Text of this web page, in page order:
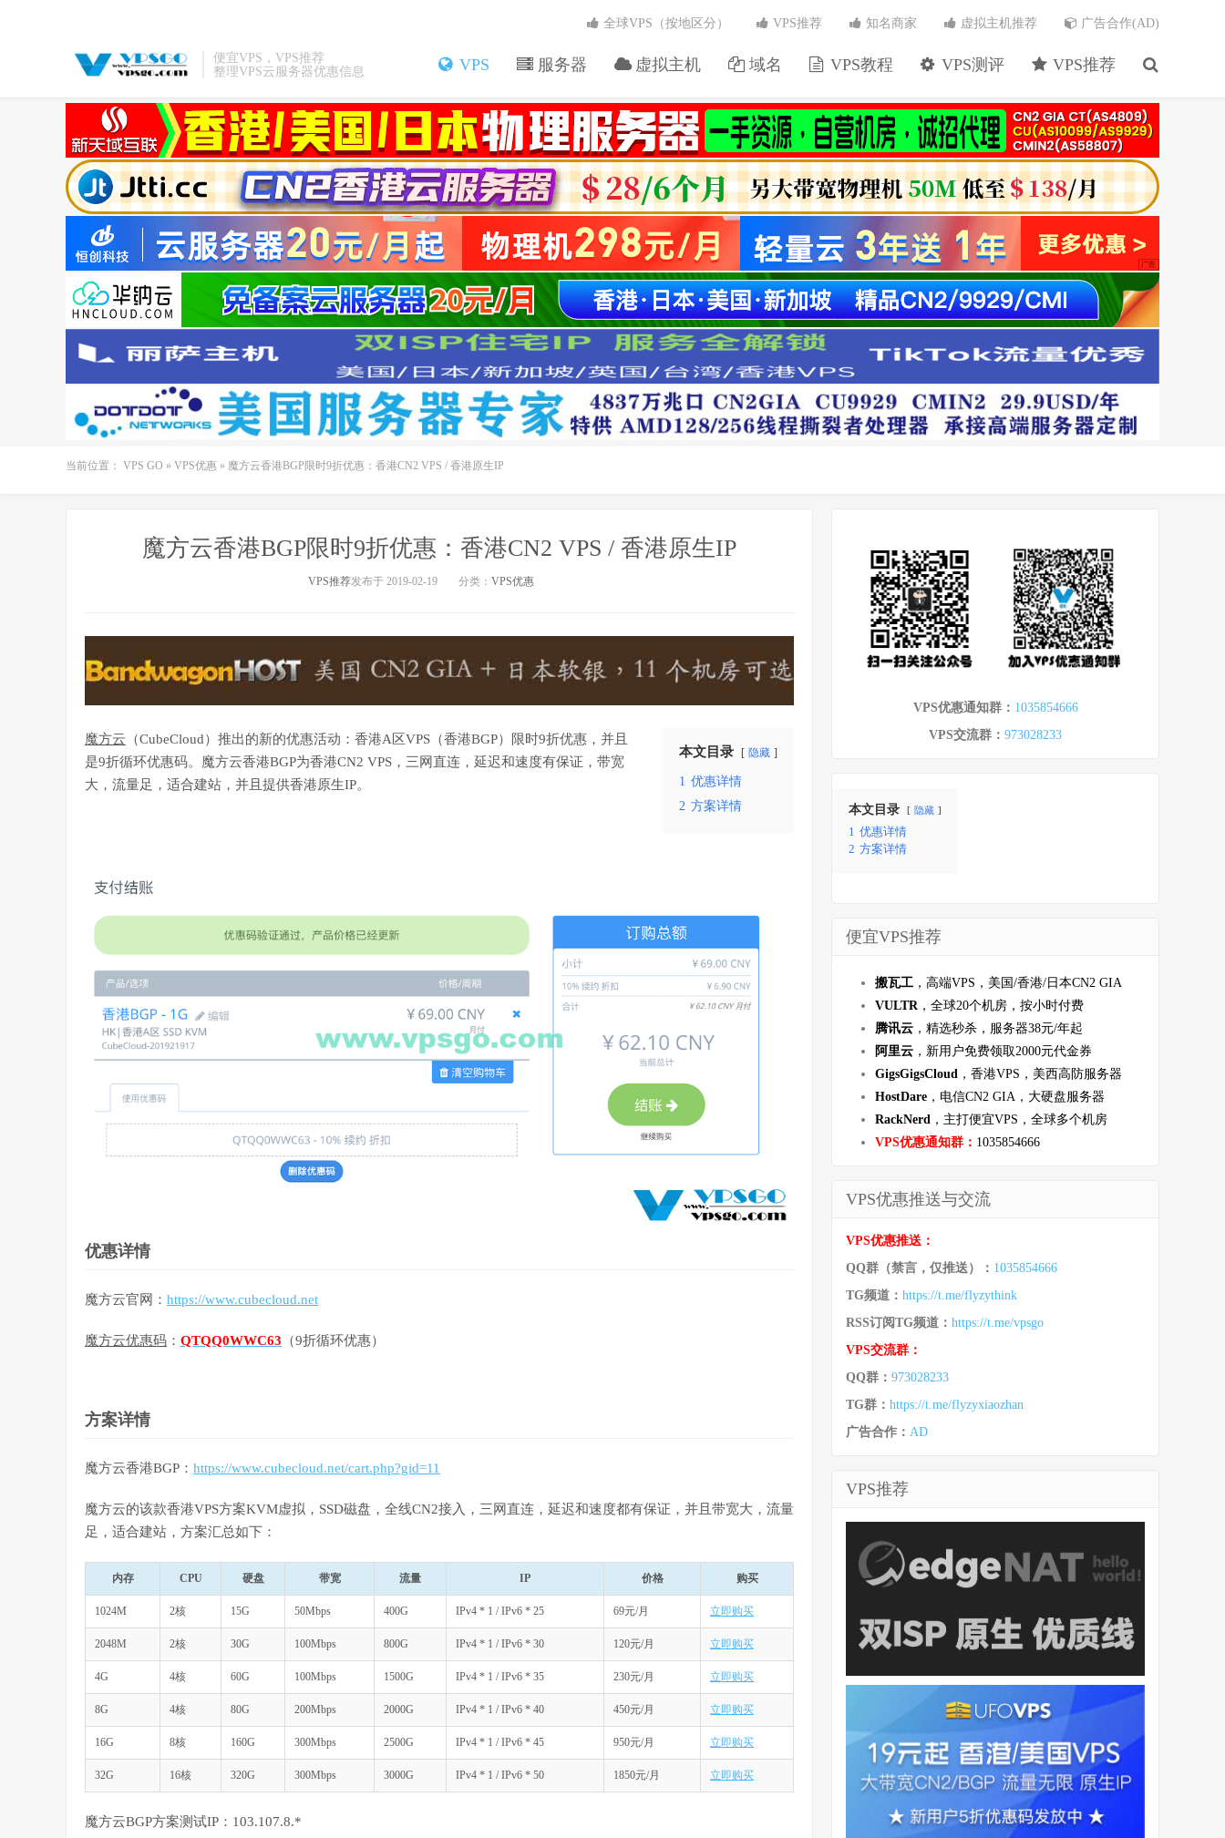
便宜VPS，VPS推荐
整理VPS云服务器优惠信息
VPS 服务器 虚拟主机 域名 VPS教程 VPS测评 VPS推荐
全球VPS（按地区分） VPS推荐 知名商家 虚拟主机推荐 广告合作(AD)
当前位置： VPS GO » VPS优惠 » 魔方云香港BGP限时9折优惠：香港CN2 VPS / 香港原生IP
魔方云香港BGP限时9折优惠：香港CN2 VPS / 香港原生IP
VPS推荐发布于 2019-02-19 分类： VPS优惠
本文目录 隐藏
1 优惠详情
2 方案详情
魔方云 （CubeCloud）推出的新的优惠活动：香港A区VPS（香港BGP）限时9折优惠，并且
是9折循环优惠码。魔方云香港BGP为香港CN2 VPS，三网直连，延迟和速度有保证，带宽
大，流量足，适合建站，并且提供香港原生IP。
优惠详情
魔方云官网： https://www.cubecloud.net
魔方云优惠码 ： QTQQ0WWC63 （9折循环优惠）
方案详情
魔方云香港BGP： https://www.cubecloud.net/cart.php?gid=11
魔方云的该款香港VPS方案KVM虚拟，SSD磁盘，全线CN2接入，三网直连，延迟和速度都有保证，并且带宽大，流量
足，适合建站，方案汇总如下：
内存 CPU 硬盘 带宽 流量 IP 价格 购买
1024M 2核 15G 50Mbps 400G IPv4 * 1 / IPv6 * 25 69元/月 立即购买
2048M 2核 30G 100Mbps 800G IPv4 * 1 / IPv6 * 30 120元/月 立即购买
4G 4核 60G 100Mbps 1500G IPv4 * 1 / IPv6 * 35 230元/月 立即购买
8G 4核 80G 200Mbps 2000G IPv4 * 1 / IPv6 * 40 450元/月 立即购买
16G 8核 160G 300Mbps 2500G IPv4 * 1 / IPv6 * 45 950元/月 立即购买
32G 16核 320G 300Mbps 3000G IPv4 * 1 / IPv6 * 50 1850元/月 立即购买
魔方云BGP方案测试IP：103.107.8.*
VPS优惠通知群： 1035854666
VPS交流群： 973028233
本文目录 隐藏
1 优惠详情
2 方案详情
便宜VPS推荐
搬瓦工 ，高端VPS，美国/香港/日本CN2 GIA
VULTR ，全球20个机房，按小时付费
腾讯云 ，精选秒杀，服务器38元/年起
阿里云 ，新用户免费领取2000元代金券
GigsGigsCloud ，香港VPS，美西高防服务器
HostDare ，电信CN2 GIA，大硬盘服务器
RackNerd ，主打便宜VPS，全球多个机房
VPS优惠通知群： 1035854666
VPS优惠推送与交流
VPS优惠推送：
QQ群（禁言，仅推送）： 1035854666
TG频道： https://t.me/flyzythink
RSS订阅TG频道： https://t.me/vpsgo
VPS交流群：
QQ群： 973028233
TG群： https://t.me/flyzyxiaozhan
广告合作： AD
VPS推荐